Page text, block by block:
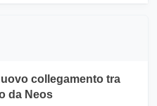
collegamento tra
da Neos